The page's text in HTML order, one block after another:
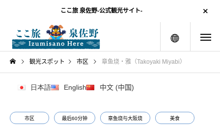
ここ旅 泉佐野-公式観光サイト-
menu
観光スポット 市区 章鱼烧・雅（Takoyaki Miyabi）
日本語 English 中文 (中国)
市区 最后60分钟 章鱼烧与大阪烧 美食